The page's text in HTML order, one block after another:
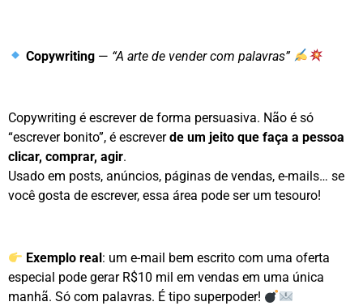
Copywriting — “A arte de vender com palavras”
Copywriting é escrever de forma persuasiva. Não é só
“escrever bonito”, é escreverde um jeito que faça a pessoa
clicar, comprar, agir.
Usado em posts, anúncios, páginas de vendas, e-mails… se
você gosta de escrever, essa área pode ser um tesouro!
Exemplo real : um e-mail bem escrito com uma oferta
especial pode gerar R$10 mil em vendas em uma única
manhã. Só com palavras. É tipo superpoder!